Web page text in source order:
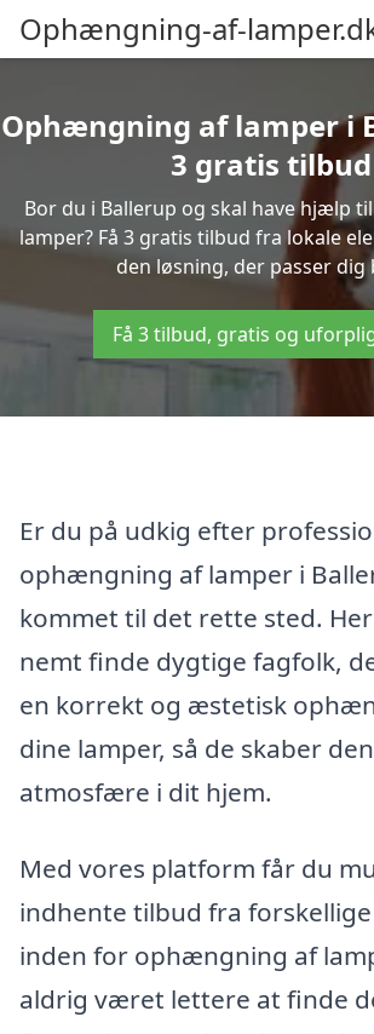
Ophængning-af-
Ophængning af lamper i
3 gratis tilbud
Bor du i Ballerup og skal have hjælp
lamper? Få 3 gratis tilbud fra lokale
den løsning, der passer dig
Få 3 tilbud, gratis og
Er du på udkig efter
ophængning af lamper i
kommet til det rette sted.
nemt finde dygtige fagfolk,
en korrekt og æstetisk
dine lamper, så de skaber
atmosfære i dit hjem.
Med vores platform får du
indhente tilbud fra
inden for ophængning af
aldrig været lettere at finde